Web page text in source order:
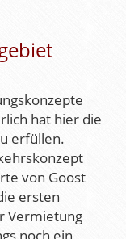
hat hier die
erfüllen.
von Goost
ersten
Vermietung